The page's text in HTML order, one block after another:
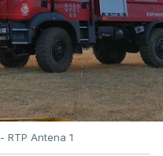
RTP Antena 1